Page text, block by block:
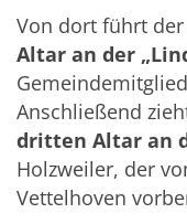
Von dort führt
Altar an der
Anschließend
dritten Altar an
Holzweiler, der